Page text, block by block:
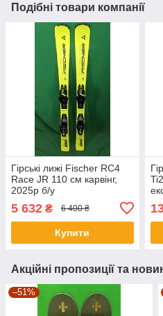
Подібні товари компанії
Гірські лижі Fischer RC4
Race JR 110 см карвінг,
2025p б/у
5 632 ₴ 6 400 ₴
Купити
Акційні пропозиції та
–51%